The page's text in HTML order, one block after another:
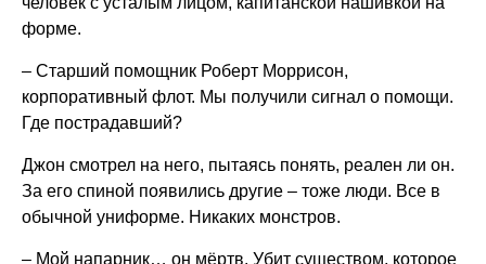
форме.
– Старший помощник Роберт Моррисон,
корпоративный флот. Мы получили сигнал о помощи.
Где пострадавший?
Джон смотрел на него, пытаясь понять, реален ли он.
За его спиной появились другие – тоже люди. Все в
обычной униформе. Никаких монстров.
– Мой напарник… он мёртв. Убит существом, которое